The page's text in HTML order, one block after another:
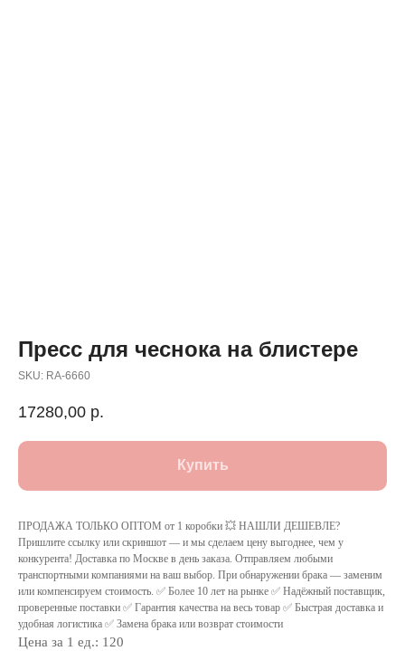
Пресс для чеснока на блистере
SKU: RA-6660
17280,00 р.
Купить
ПРОДАЖА ТОЛЬКО ОПТОМ от 1 коробки 💥 НАШЛИ ДЕШЕВЛЕ?
Пришлите ссылку или скриншот — и мы сделаем цену выгоднее, чем у
конкурента! Доставка по Москве в день заказа. Отправляем любыми
транспортными компаниями на ваш выбор. При обнаружении брака — заменим
или компенсируем стоимость. ✅ Более 10 лет на рынке ✅ Надёжный поставщик,
проверенные поставки ✅ Гарантия качества на весь товар ✅ Быстрая доставка и
удобная логистика ✅ Замена брака или возврат стоимости
Цена за 1 ед.: 120